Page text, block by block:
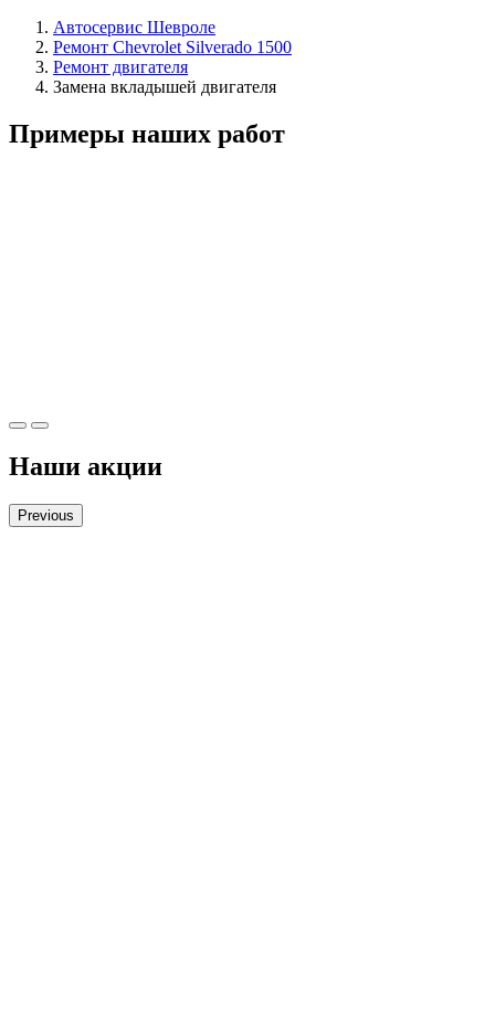
Автосервис Шевроле
Ремонт Chevrolet Silverado 1500
Ремонт двигателя
Замена вкладышей двигателя
Примеры наших работ
Наши акции
Previous